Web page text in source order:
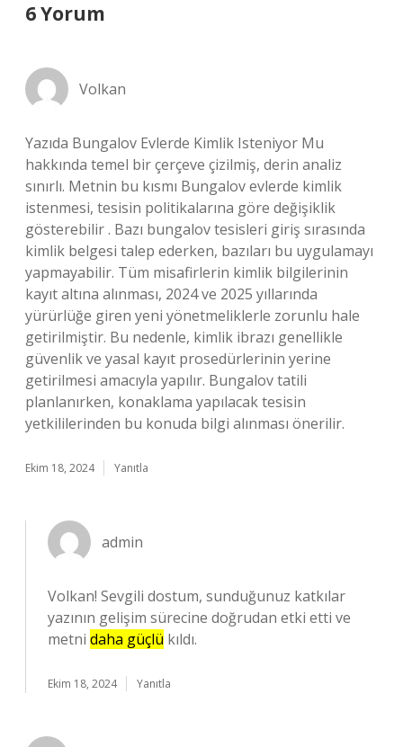
6 Yorum
Volkan
Yazıda Bungalov Evlerde Kimlik Isteniyor Mu
hakkında temel bir çerçeve çizilmiş, derin analiz
sınırlı. Metnin bu kısmı Bungalov evlerde kimlik
istenmesi, tesisin politikalarına göre değişiklik
gösterebilir . Bazı bungalov tesisleri giriş sırasında
kimlik belgesi talep ederken, bazıları bu uygulamayı
yapmayabilir. Tüm misafirlerin kimlik bilgilerinin
kayıt altına alınması, 2024 ve 2025 yıllarında
yürürlüğe giren yeni yönetmeliklerle zorunlu hale
getirilmiştir. Bu nedenle, kimlik ibrazı genellikle
güvenlik ve yasal kayıt prosedürlerinin yerine
getirilmesi amacıyla yapılır. Bungalov tatili
planlanırken, konaklama yapılacak tesisin
yetkililerinden bu konuda bilgi alınması önerilir.
Ekim 18, 2024 Yanıtla
admin
Volkan! Sevgili dostum, sunduğunuz katkılar
yazının gelişim sürecine doğrudan etki etti ve
metni daha güçlü kıldı.
Ekim 18, 2024 Yanıtla